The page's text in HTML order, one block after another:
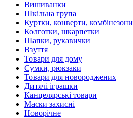
Вишиванки
Шкільна група
Куртки, конверти, комбінезони
Колготки, шкарпетки
Шапки, рукавички
Взуття
Товари для дому
Сумки, рюкзаки
Товари для новороджених
Дитячі іграшки
Канцелярські товари
Маски захисні
Новорічне